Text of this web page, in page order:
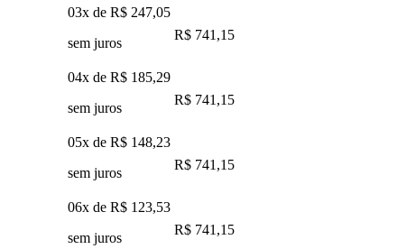
03x de R$ 247,05
sem juros
R$ 741,15
04x de R$ 185,29
sem juros
R$ 741,15
05x de R$ 148,23
sem juros
R$ 741,15
06x de R$ 123,53
sem juros
R$ 741,15